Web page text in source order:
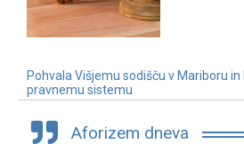
Pohvala Višjemu sodišču v Mariboru
pravnemu sistemu
3. 7. 2019
Aforizem dneva